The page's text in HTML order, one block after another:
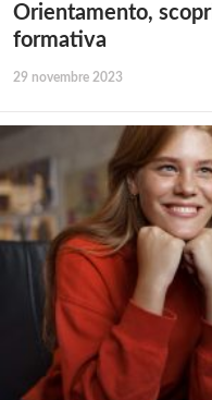
Orientamento,
formativa
29 novembre 2023